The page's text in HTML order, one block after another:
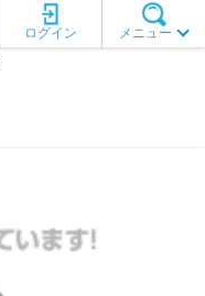
メニュー
ログイン